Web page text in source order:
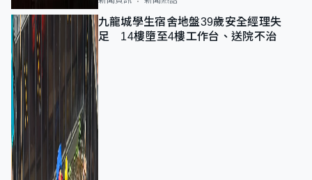
九龍城學生宿舍地盤39歲安全經理失
足 14樓墮至4樓工作台、送院不治